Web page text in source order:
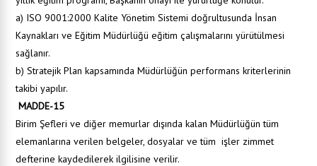
a) ISO 9001:2000 Kalite Yönetim Sistemi doğrultusunda İnsan
Kaynakları ve Eğitim Müdürlüğü eğitim çalışmalarını yürütülmesi
sağlanır.
b) Stratejik Plan kapsamında Müdürlüğün performans kriterlerinin
takibi yapılır.
MADDE-15
Birim Şefleri ve diğer memurlar dışında kalan Müdürlüğün tüm
elemanlarına verilen belgeler, dosyalar ve tüm işler zimmet
defterine kaydedilerek ilgilisine verilir.